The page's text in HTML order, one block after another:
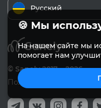
Русский
© Sanely 2017 – 2026
Пользовательское
🍪 Мы
На нашем сайте мы
помогает нам